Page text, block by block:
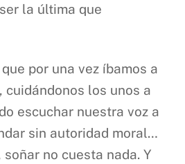
la última que
por una vez íbamos a
cuidándonos los unos a
escuchar nuestra voz a
sin autoridad moral…
no cuesta nada. Y